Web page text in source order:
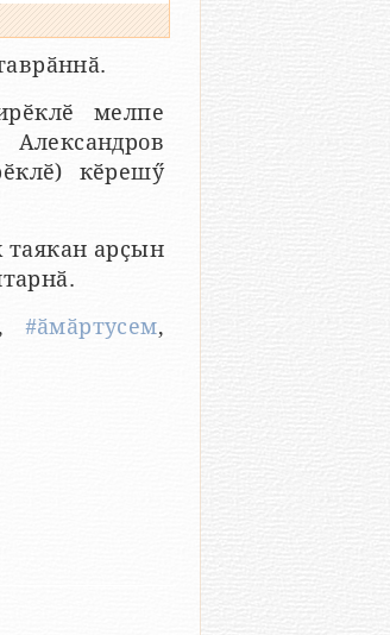
мелпе
кӗрешӳ
таякан арҫын
, #ӑмӑртусем,